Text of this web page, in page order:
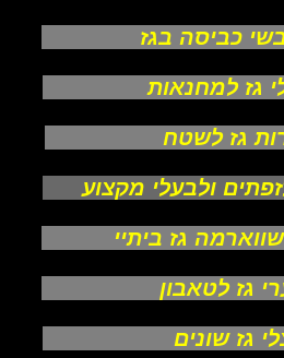
כביסה בגז
למחנאות
גז לשטח
ולבעלי מקצוע
גז ביתיי
לטאבון
גז שונים